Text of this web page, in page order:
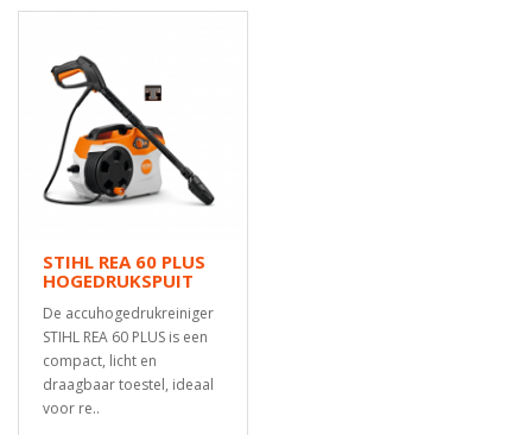
STIHL REA 60 PLUS
HOGEDRUKSPUIT
De accuhogedrukreiniger
STIHL REA 60 PLUS is een
compact, licht en
draagbaar toestel, ideaal
voor re..